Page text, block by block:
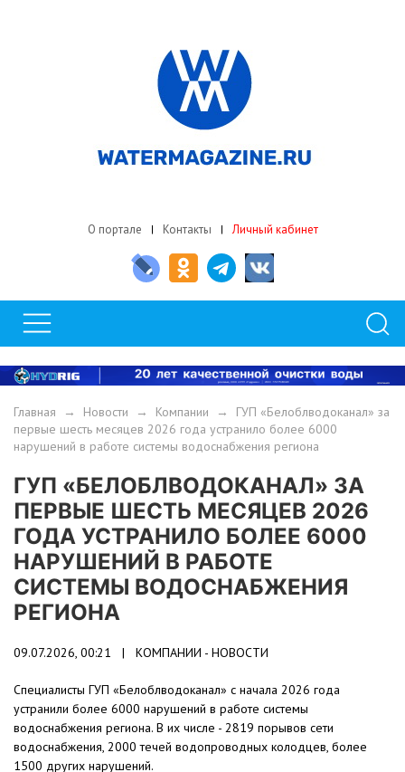
О портале Контакты Личный кабинет
Главная → Новости → Компании → ГУП «Белоблводоканал» за
первые шесть месяцев 2026 года устранило более 6000
нарушений в работе системы водоснабжения региона
ГУП «БЕЛОБЛВОДОКАНАЛ» ЗА
ПЕРВЫЕ ШЕСТЬ МЕСЯЦЕВ 2026
ГОДА УСТРАНИЛО БОЛЕЕ 6000
НАРУШЕНИЙ В РАБОТЕ
СИСТЕМЫ ВОДОСНАБЖЕНИЯ
РЕГИОНА
09.07.2026, 00:21 | КОМПАНИИ - НОВОСТИ
Специалисты ГУП «Белоблводоканал» с начала 2026 года
устранили более 6000 нарушений в работе системы
водоснабжения региона. В их числе - 2819 порывов сети
водоснабжения, 2000 течей водопроводных колодцев, более
1500 других нарушений.